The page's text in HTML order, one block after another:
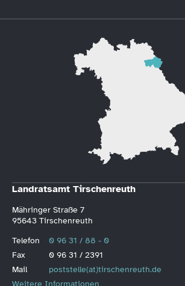
Landratsamt Tirschenreuth
Mähringer Straße 7
95643 Tirschenreuth
Telefon
0 96 31 / 88 - 0
Fax
0 96 31 / 2391
Mail
poststelle(at)tirschenreuth.de
Weitere Informationen